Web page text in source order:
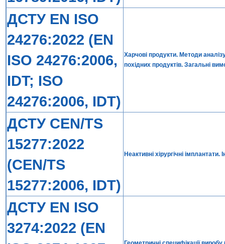
ДСТУ EN ISO
24276:2022 (EN
ISO 24276:2006,
IDT; ISO
24276:2006, IDT)
Харчові продукти. Методи
похідних продуктів. Загальні
ДСТУ CEN/TS
15277:2022
(CEN/TS
15277:2006, IDT)
Неактивні хірургічні імплантати.
ДСТУ EN ISO
3274:2022 (EN